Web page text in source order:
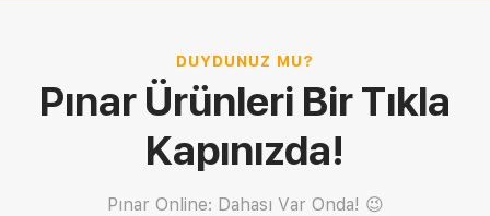
DUYDUNUZ MU?
Pınar Ürünleri Bir Tıkla
Kapınızda!
Pınar Online: Dahası Var Onda! 😉